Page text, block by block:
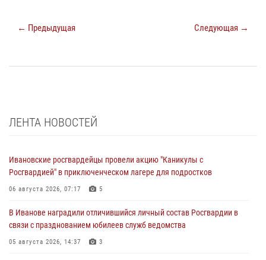
← Предыдущая Следующая →
ЛЕНТА НОВОСТЕЙ
Ивановские росгвардейцы провели акцию "Каникулы с
Росгвардией" в приключенческом лагере для подростков
06 августа 2026, 07:17 5
В Иванове наградили отличившийся личный состав Росгвардии в
связи с празднованием юбилеев служб ведомства
05 августа 2026, 14:37 3